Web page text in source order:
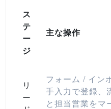
ス
テ
ー
ジ
主な操作
リ
ー
フォーム / イン
手入力で登録、
と担当営業をマ